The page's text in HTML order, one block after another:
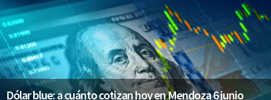
Dólar blue: a cuánto cotizan hoy en Mendoza 6 junio